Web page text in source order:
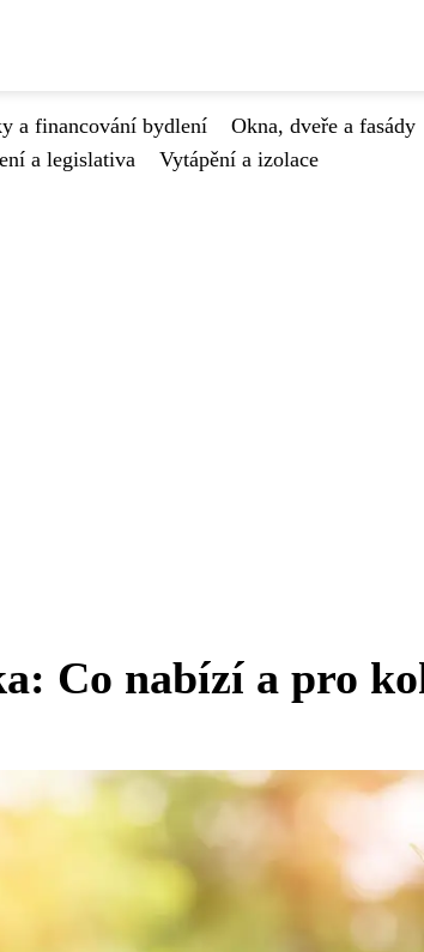
a financování bydlení Okna, dveře a fasády
a legislativa Vytápění a izolace
Co nabízí a pro